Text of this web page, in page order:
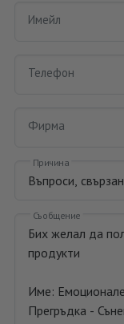
Имейл
Телефон
Фирма
Причина
Съобщение